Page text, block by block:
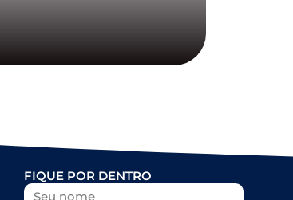
FIQUE POR DENTRO